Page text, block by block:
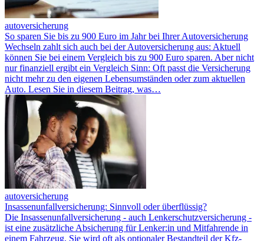
autoversicherung
So sparen Sie bis zu 900 Euro im Jahr bei Ihrer Autoversicherung
Wechseln zahlt sich auch bei der Autoversicherung aus: Aktuell
können Sie bei einem Vergleich bis zu 900 Euro sparen. Aber nicht
nur finanziell ergibt ein Vergleich Sinn: Oft passt die Versicherung
nicht mehr zu den eigenen Lebensumständen oder zum aktuellen
Auto. Lesen Sie in diesem Beitrag, was…
autoversicherung
Insassenunfallversicherung: Sinnvoll oder überflüssig?
Die Insassenunfallversicherung - auch Lenkerschutzversicherung -
ist eine zusätzliche Absicherung für Lenker:in und Mitfahrende in
einem Fahrzeug. Sie wird oft als optionaler Bestandteil der Kfz-